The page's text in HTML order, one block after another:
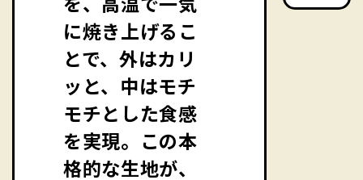
に焼き上げるこ
とで、外はカリ
ッと、中はモチ
モチとした食感
を実現。この本
格的な生地が、